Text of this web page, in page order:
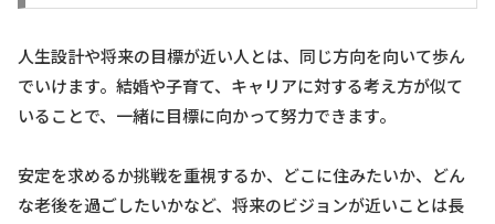
人生設計や将来の目標が近い人とは、同じ方向を向いて歩ん
でいけます。結婚や子育て、キャリアに対する考え方が似て
いることで、一緒に目標に向かって努力できます。
安定を求めるか挑戦を重視するか、どこに住みたいか、どん
な老後を過ごしたいかなど、将来のビジョンが近いことは長